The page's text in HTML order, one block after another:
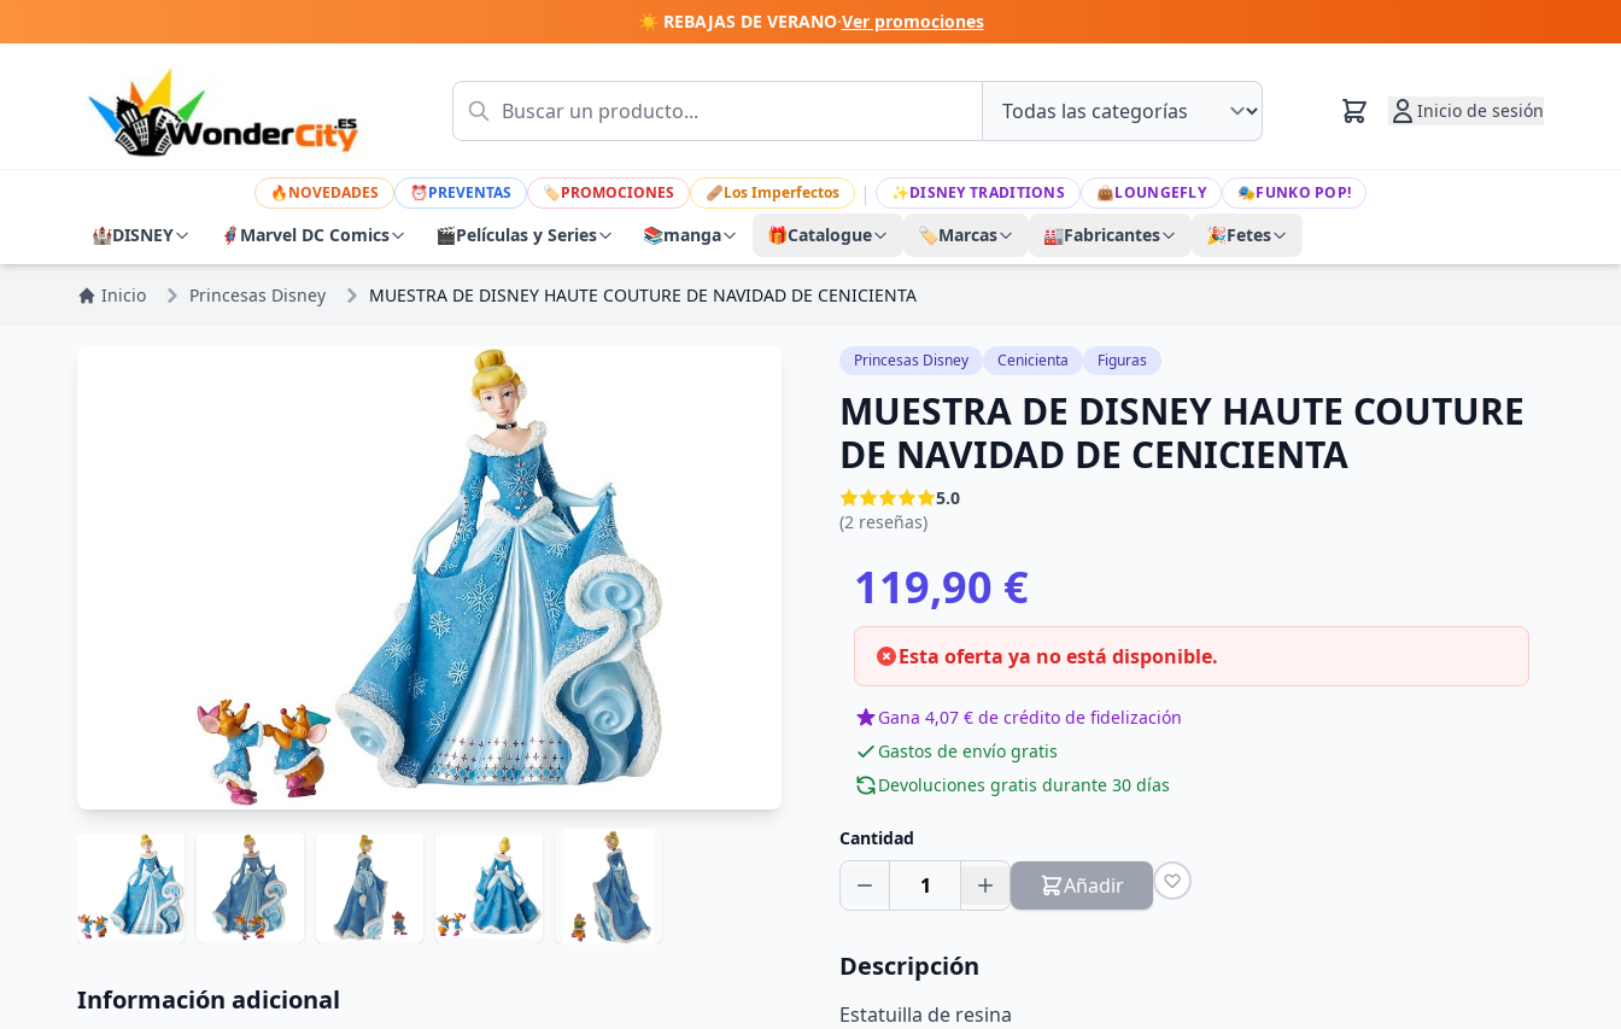
☀️ REBAJAS DE VERANO·Ver promociones
Inicio de sesión
🔥NOVEDADES ⏰PREVENTAS 🏷PROMOCIONES 🩹Los Imperfectos | ✨DISNEY TRADITIONS 👜LOUNGEFLY 🎭FUNKO POP!
🏰DISNEY 🦸 Marvel DC Comics 🎬Películas y Series 📚manga 🎁Catalogue 🏷️Marcas 🏭Fabricantes 🎉Fetes
Inicio Princesas Disney MUESTRA DE DISNEY HAUTE COUTURE DE NAVIDAD DE CENICIENTA
Información adicional
Princesas Disney Cenicienta Figuras
MUESTRA DE DISNEY HAUTE COUTURE
DE NAVIDAD DE CENICIENTA
5.0
(2 reseñas)
119,90 €
Esta oferta ya no está disponible.
Gana 4,07 € de crédito de fidelización
Gastos de envío gratis
Devoluciones gratis durante 30 días
Cantidad
1 Añadir
Descripción
Estatuilla de resina